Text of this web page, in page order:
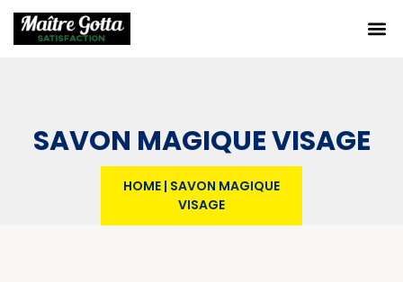
SAVON MAGIQUE VISAGE
HOME | SAVON MAGIQUE
VISAGE